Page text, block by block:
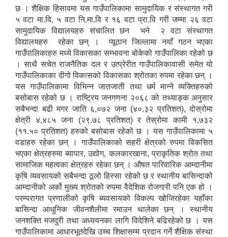
छ । शैक्षिक हिसावमा यस गाउँपालिकामा सामुदायिक र संस्थागत गरी
५ वटा मा.वि, ५ वटा नि.मा.वि र १६ वटा प्रा.वि गरी जम्मा २६ वटा
सामुदायिक विद्यालयहरु संचालित छन भने २ वटा संस्थागत
विद्यालयहरु रहेका छन् । प्यूठान जिल्लामा नयाँ गठन भएका
गाउँपालिकाहरु मध्ये विकासका सम्भावना बोकेको गाउँपालिका रहेको छ
। साथै सचेत राजनैतिक दल र उत्प्रेरीत गाउँपालिकावासी समेत यो
गाउँपालिकाका दीगो विकासको विकासका श्रोतका रुपमा रहेका छन् ।
यस गाउँपालिकामा विभिन्न जातजाती तथा धर्म मान्ने व्यक्तिहरुको
बसोबास रहेको छ । राष्ट्रिय जनगणना २०६८ को तथ्याङ्क अनुसार
सबैभन्दा बढी मगर जाति ६,०७२ जना (४०.३२ प्रतिशत), दोस्रोमा
क्षेत्री ४,४८५ जना (२९.७८ प्रतिशत) र तेस्रोमा कामी १,७३२
(११.५० प्रतिशत) हरुको बसोबास रहेको छ । यस गाउँपालिकामा ५
वडाहरु रहेका छन् । गाउँपालिकाको सहरी क्षेत्रको रुपमा विकसित
भएका क्षेत्रहरुमा ब्यापार, उद्योग, कलकारखाना, प्राकृतिक श्रोत तथा
सामाजिक महत्वका क्षेत्रहरु रहेका छन् । औषत पारिवारिक आम्दानीमा
कृषि व्यवसायको सबैभन्दा ठूलो हिस्सा रहेको छ र स्थानीय बासिन्दाको
आम्दानीको अर्को मुख्य श्रोतको रुपमा वैदेशिक रोजगारी पनि एक हो ।
परम्परागत प्रणालीको कृषि ब्यवसायको विकल्प खोजिरहेका यहाँका
बासिन्दा आधुनिक जीवनशैलीमा रमाउन थालेका छन् । स्थानीय
जनशक्ति मजदुरी तथा अध्ययनका लागि विदेशिने बढिरहेको छ । यस
गाउँपालिकामा आधारभूतदेखि उच्च शिक्षासम्म प्रदान गर्ने शैक्षिक संस्था